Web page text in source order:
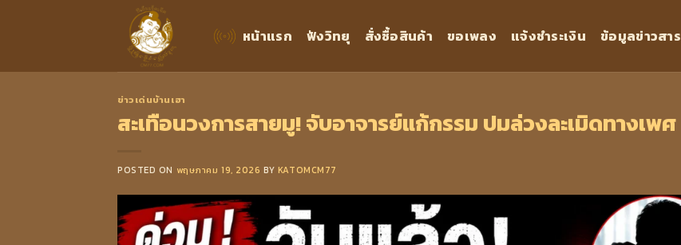
หน้าแรก ฟังวิทยุ สั่งซื้อสินค้า ขอเพลง แจ้งชำระเงิน ข้อมูลข่าวสาร
ข่าวเด่นบ้านเฮา
สะเทือนวงการสายมู! จับอาจารย์แก้กรรม ปมล่วงละเมิดทางเพศ
POSTED ON พฤษภาคม 19, 2026 BY KATOMCM77